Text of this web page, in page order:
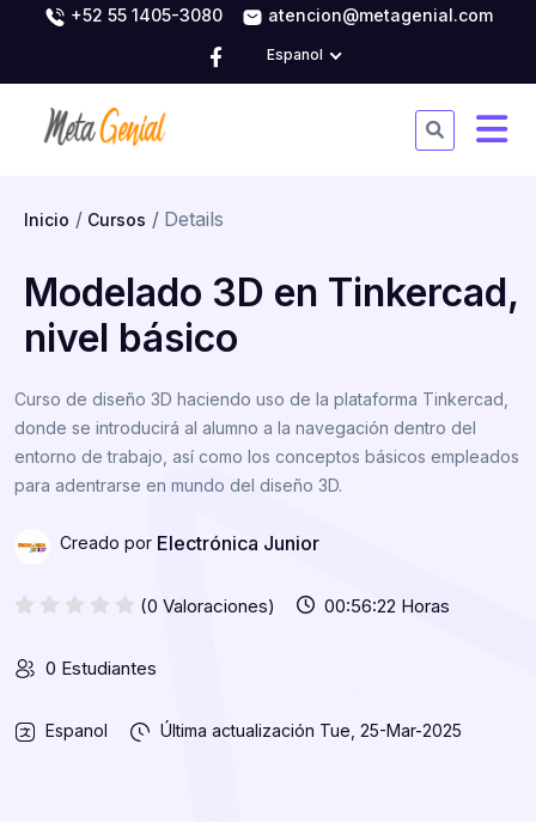
+52 55 1405-3080 atencion@metagenial.com
Espanol
Inicio Cursos Details
Modelado 3D en Tinkercad,
nivel básico
Curso de diseño 3D haciendo uso de la plataforma Tinkercad,
donde se introducirá al alumno a la navegación dentro del
entorno de trabajo, así como los conceptos básicos empleados
para adentrarse en mundo del diseño 3D.
Creado por Electrónica Junior
(0 Valoraciones) 00:56:22 Horas
0 Estudiantes
Espanol Última actualización Tue, 25-Mar-2025